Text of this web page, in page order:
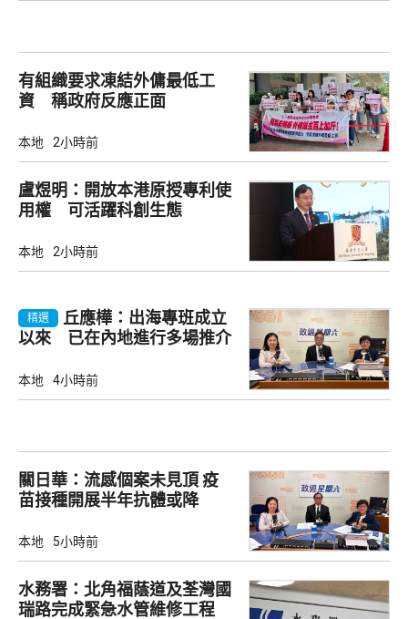
有組織要求凍結外傭最低工
資 稱政府反應正面
本地 2小時前
盧煜明：開放本港原授專利使
用權 可活躍科創生態
本地 2小時前
精選
丘應樺：出海專班成立
以來 已在內地進行多場推介
本地 4小時前
關日華：流感個案未見頂 疫
苗接種開展半年抗體或降
本地 5小時前
水務署：北角福蔭道及荃灣國
瑞路完成緊急水管維修工程